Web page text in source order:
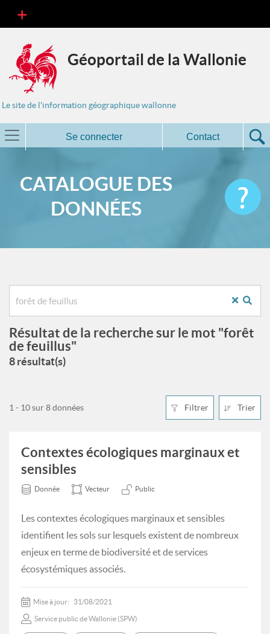
Géoportail de la Wallonie
Le site de l'information géographique wallonne
Se connecter Contact
CATALOGUE DES
DONNÉES
Résultat de la recherche sur le mot "forêt
de feuillus"
8 résultat(s)
Filtrer Trier
1 - 10 sur 8 données
Contextes écologiques marginaux et
sensibles
Donnée Vecteur Public
Les contextes écologiques marginaux et sensibles
identifient les sols sur lesquels existent de nombreux
enjeux en terme de biodiversité et de services
écosystémiques associés.
Mise à jour: 31/08/2021
Service public de Wallonie (SPW)